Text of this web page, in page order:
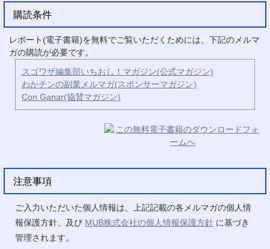
購読条件
レポート(電子書籍)を無料でご覧いただくためには、下記のメルマ
ガの購読が必要です。
スゴワザ編集部いちおし！マガジン(公式マガジン)
わかチンの副業メルマガ(スポンサーマガジン)
Con Ganar(協賛マガジン)
注意事項
ご入力いただいた個人情報は、上記記載の各メルマガの個人情
報保護方針、及び MUB株式会社の個人情報保護方針 に基づき
管理されます。